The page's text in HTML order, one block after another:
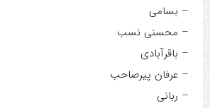
– بسامی
– محسنی نسب
– باقرآبادی
– عرفان پیرصاحب
– ربانی